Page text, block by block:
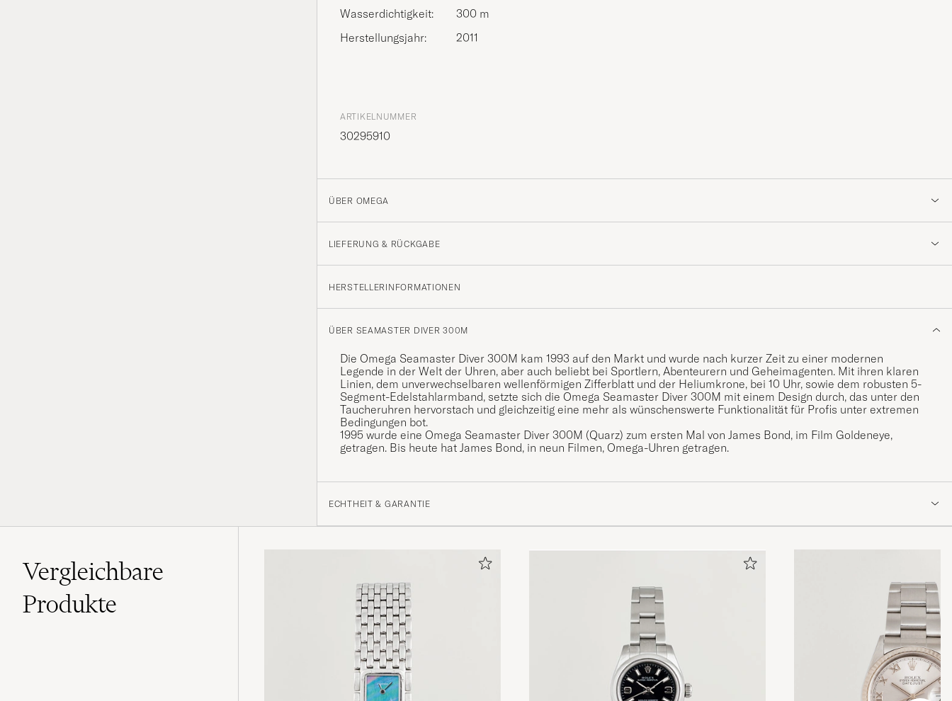
Wasserdichtigkeit:
300 m
Herstellungsjahr:
2011
ARTIKELNUMMER
30295910
ÜBER OMEGA
LIEFERUNG & RÜCKGABE
HERSTELLERINFORMATIONEN
ÜBER SEAMASTER DIVER 300M
Die Omega Seamaster Diver 300M kam 1993 auf den Markt und wurde nach kurzer Zeit zu einer modernen
Legende in der Welt der Uhren, aber auch beliebt bei Sportlern, Abenteurern und Geheimagenten. Mit ihren klaren
Linien, dem unverwechselbaren wellenförmigen Zifferblatt und der Heliumkrone, bei 10 Uhr, sowie dem robusten 5-
Segment-Edelstahlarmband, setzte sich die Omega Seamaster Diver 300M mit einem Design durch, das unter den
Taucheruhren hervorstach und gleichzeitig eine mehr als wünschenswerte Funktionalität für Profis unter extremen
Bedingungen bot.
1995 wurde eine Omega Seamaster Diver 300M (Quarz) zum ersten Mal von James Bond, im Film Goldeneye,
getragen. Bis heute hat James Bond, in neun Filmen, Omega-Uhren getragen.
ECHTHEIT & GARANTIE
Vergleichbare
Produkte